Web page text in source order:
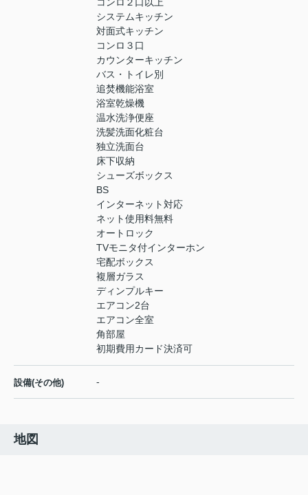
システムキッチン
対面式キッチン
コンロ３口
カウンターキッチン
バス・トイレ別
追焚機能浴室
浴室乾燥機
温水洗浄便座
洗髪洗面化粧台
独立洗面台
床下収納
シューズボックス
BS
インターネット対応
ネット使用料無料
オートロック
TVモニタ付インターホン
宅配ボックス
複層ガラス
ディンプルキー
エアコン2台
エアコン全室
角部屋
初期費用カード決済可
設備(その他) -
地図